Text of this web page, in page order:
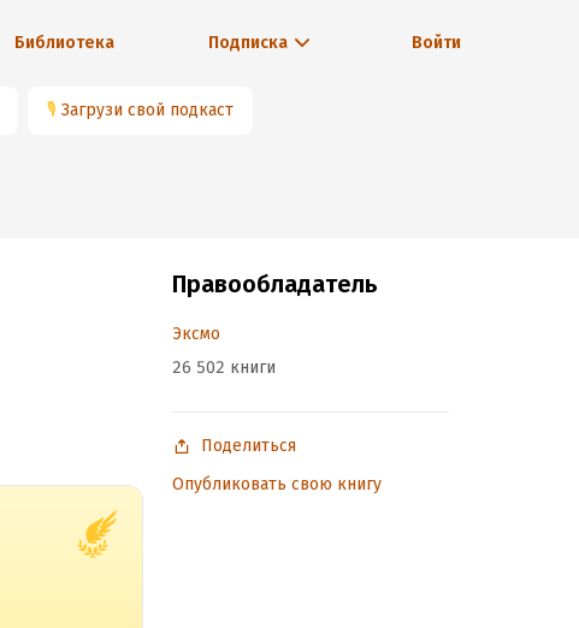
Библиотека Подписка Войти
🎙 Загрузи свой подкаст
Правообладатель
Эксмо
26 502 книги
Поделиться
Опубликовать свою книгу